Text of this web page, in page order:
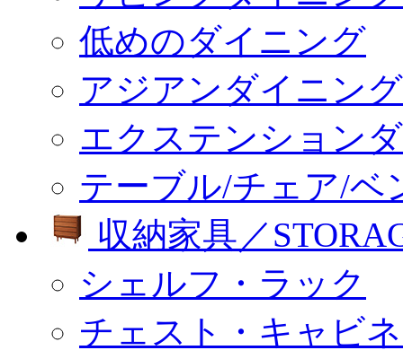
低めのダイニング
アジアンダイニング
エクステンション
テーブル/チェア/ベ
収納家具／
シェルフ・ラック
チェスト・キャビ